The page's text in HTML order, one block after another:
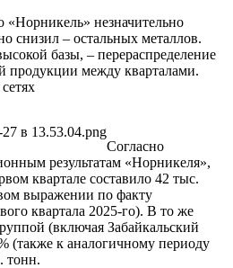
«Норникель» незначительно
снизил – остальных металлов.
базы, – перераспределение
продукции между кварталами.
Согласно
результатам «Норникеля»,
квартале составило 42 тыс.
выражении по факту
квартала 2025-го). В то же
(включая Забайкальский
(также к аналогичному периоду
тонн.